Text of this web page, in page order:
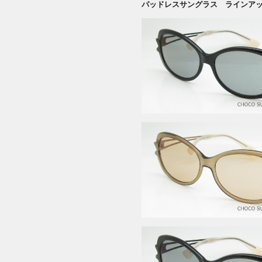
パッドレスサングラス ラインア